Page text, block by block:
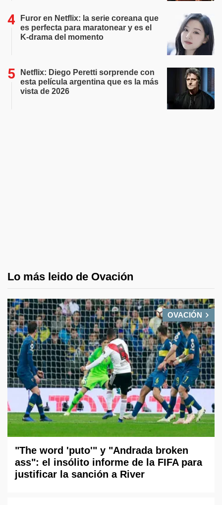
Furor en Netflix: la serie coreana que
es perfecta para maratonear y es el
K-drama del momento
Netflix: Diego Peretti sorprende con
esta película argentina que es la más
vista de 2026
Lo más leido de Ovación
OVACIÓN
"The word 'puto'" y "Andrada broken
ass": el insólito informe de la FIFA para
justificar la sanción a River